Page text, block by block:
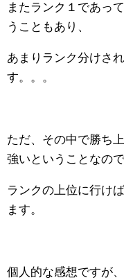
またランク１であっ
うこともあり、
あまりランク分けさ
す。。。
ただ、その中で勝ち
強いということなので
ランクの上位に行け
ます。
個人的な感想ですが